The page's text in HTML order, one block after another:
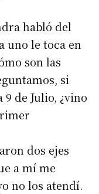
habló del
uno le toca en
son las
si
de Julio, ¿vino
dos ejes
a mí me
no los atendí.